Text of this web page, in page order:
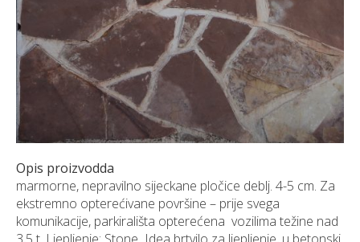
Opis proizvodda
marmorne, nepravilno sijeckane pločice deblj. 4-5 cm. Za
ekstremno opterećivane površine – prije svega
komunikacije, parkirališta opterećena vozilima težine nad